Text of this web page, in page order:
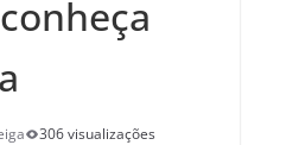
306 visualizações